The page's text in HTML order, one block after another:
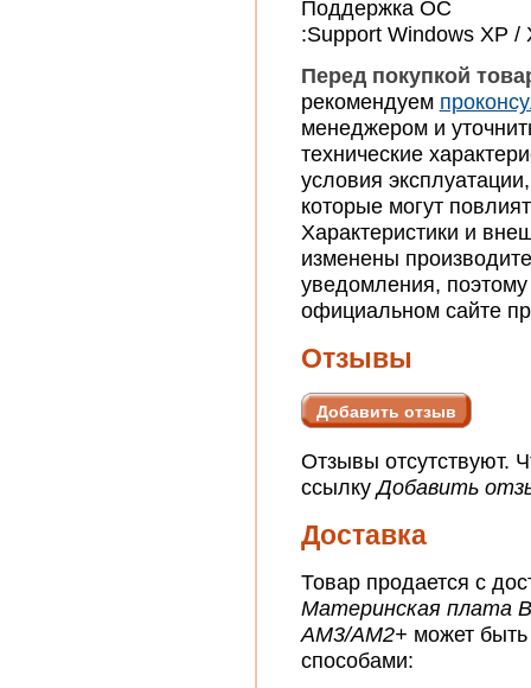
Поддержка ОС
:Support Windows XP /
Перед покупкой
рекомендуем
менеджером и
технические
условия
которые могут
Характеристики и
изменены
уведомления,
официальном сайте
Отзывы
Добавить отзыв
Отзывы отсутствуют.
ссылкуДобавить
Доставка
Товар продается с
Материнская плата
AM3/AM2+ может
способами: